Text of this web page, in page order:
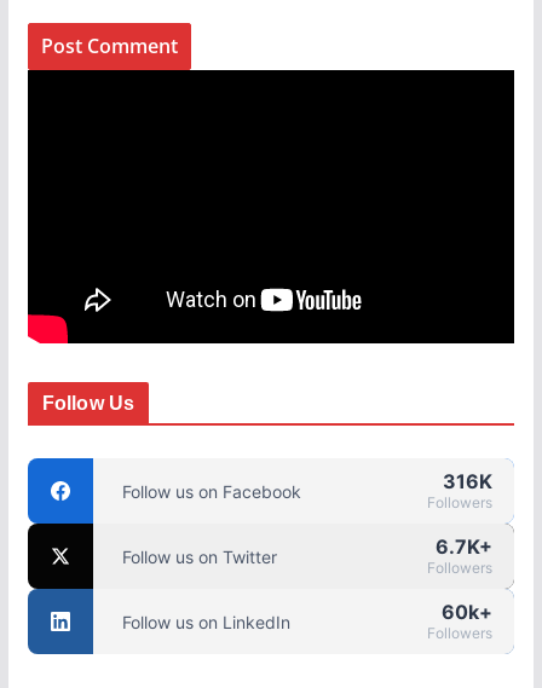
Follow Us
Follow us on Facebook 316K
Followers
Follow us on Twitter 6.7K+
Followers
Follow us on LinkedIn 60k+
Followers